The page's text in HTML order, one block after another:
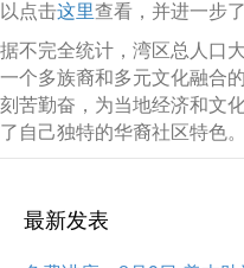
以点击这里查看，并进一步
据不完全统计，湾区总人口
一个多族裔和多元文化融合
刻苦勤奋，为当地经济和文
了自己独特的华裔社区特色。
最新发表